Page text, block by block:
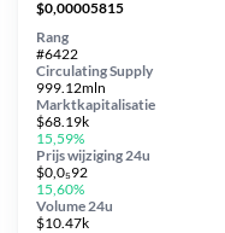
$0,00005815
Circulating Supply
999.12mln
Prijs wijziging 24u
$0,0₅92
15,60%
Marktkapitalisatie
$68.19k
15,59%
Volume 24u
$10.47k
Rang
#6422